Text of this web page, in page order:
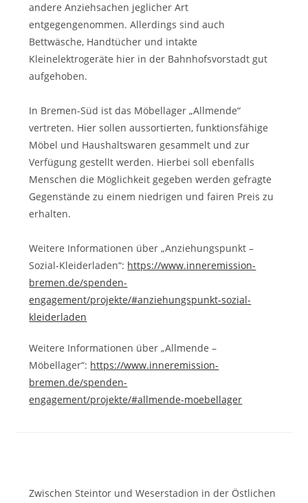
andere Anziehsachen jeglicher Art
entgegengenommen. Allerdings sind auch
Bettwäsche, Handtücher und intakte
Kleinelektrogeräte hier in der Bahnhofsvorstadt gut
aufgehoben.
In Bremen-Süd ist das Möbellager „Allmende“
vertreten. Hier sollen aussortierten, funktionsfähige
Möbel und Haushaltswaren gesammelt und zur
Verfügung gestellt werden. Hierbei soll ebenfalls
Menschen die Möglichkeit gegeben werden gefragte
Gegenstände zu einem niedrigen und fairen Preis zu
erhalten.
Weitere Informationen über „Anziehungspunkt –
Sozial-Kleiderladen“: https://www.inneremission-
bremen.de/spenden-
engagement/projekte/#anziehungspunkt-sozial-
kleiderladen
Weitere Informationen über „Allmende –
Möbellager“: https://www.inneremission-
bremen.de/spenden-
engagement/projekte/#allmende-moebellager
Zwischen Steintor und Weserstadion in der Östlichen